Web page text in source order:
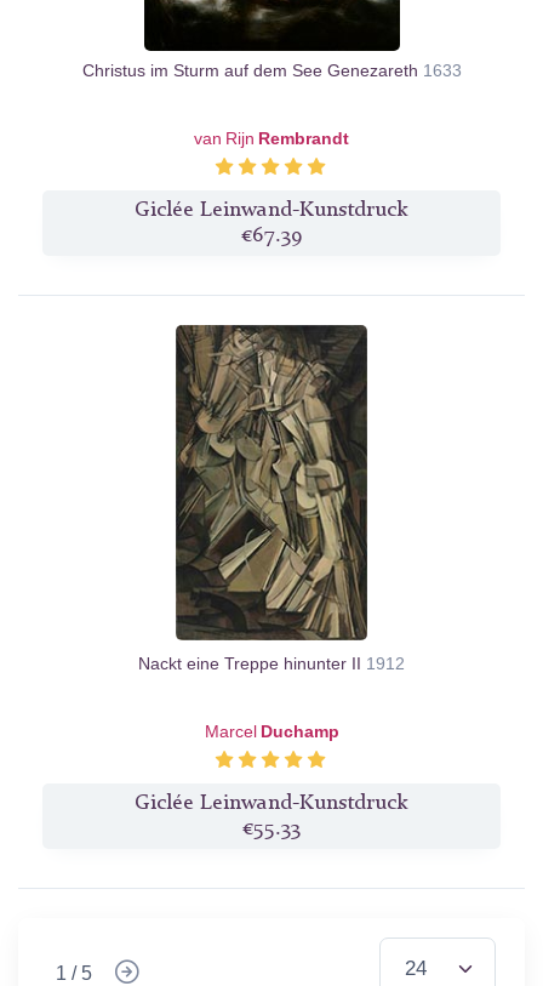
Christus im Sturm auf dem See Genezareth 1633
van Rijn Rembrandt
Giclée Leinwand-Kunstdruck
€67.39
Nackt eine Treppe hinunter II 1912
Marcel Duchamp
Giclée Leinwand-Kunstdruck
€55.33
1 / 5